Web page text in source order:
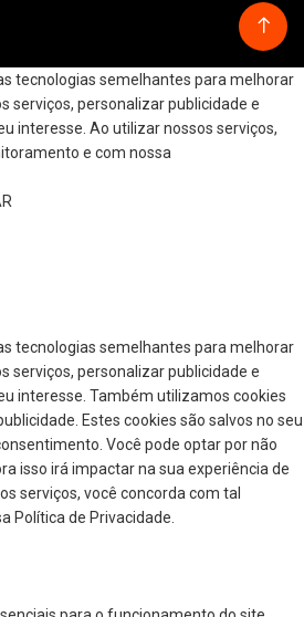
tecnologias semelhantes para melhorar
serviços, personalizar publicidade e
interesse. Ao utilizar nossos serviços,
e com nossa
tecnologias semelhantes para melhorar
serviços, personalizar publicidade e
interesse. Também utilizamos cookies
Estes cookies são salvos no seu
Você pode optar por não
isso irá impactar na sua experiência de
serviços, você concorda com tal
Política de Privacidade.